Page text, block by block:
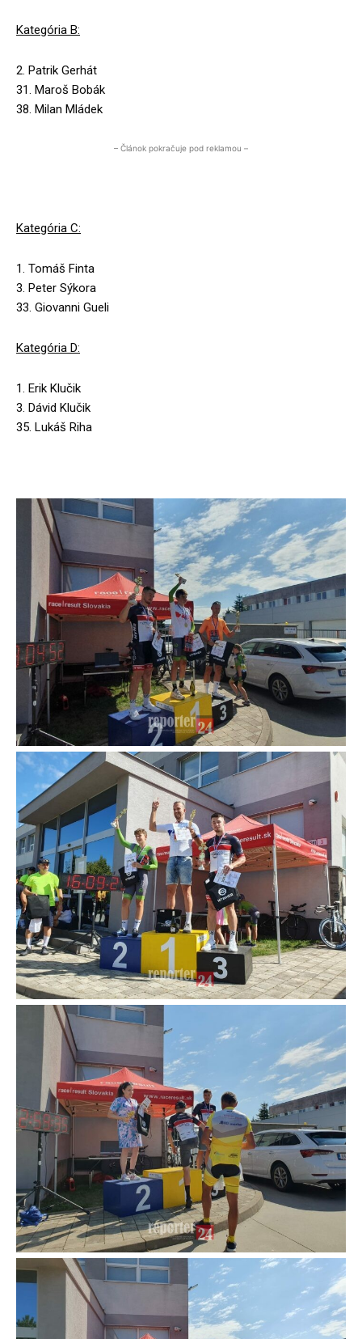
Kategória B:
2. Patrik Gerhát
31. Maroš Bobák
38. Milan Mládek
– Článok pokračuje pod reklamou –
Kategória C:
1. Tomáš Finta
3. Peter Sýkora
33. Giovanni Gueli
Kategória D:
1. Erik Klučik
3. Dávid Klučik
35. Lukáš Riha